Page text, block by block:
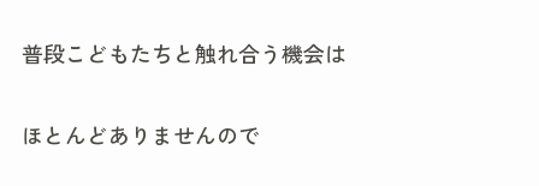
普段こどもたちと触れ合う機会は
ほとんどありませんので